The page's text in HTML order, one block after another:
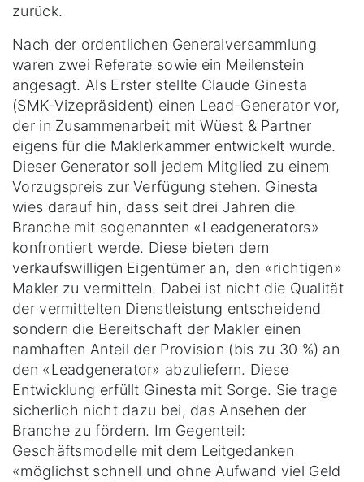
zurück.
Nach der ordentlichen Generalversammlung
waren zwei Referate sowie ein Meilenstein
angesagt. Als Erster stellte Claude Ginesta
(SMK-Vizepräsident) einen Lead-Generator vor,
der in Zusammenarbeit mit Wüest & Partner
eigens für die Maklerkammer entwickelt wurde.
Dieser Generator soll jedem Mitglied zu einem
Vorzugspreis zur Verfügung stehen. Ginesta
wies darauf hin, dass seit drei Jahren die
Branche mit sogenannten «Leadgenerators»
konfrontiert werde. Diese bieten dem
verkaufswilligen Eigentümer an, den «richtigen»
Makler zu vermitteln. Dabei ist nicht die Qualität
der vermittelten Dienstleistung entscheidend
sondern die Bereitschaft der Makler einen
namhaften Anteil der Provision (bis zu 30 %) an
den «Leadgenerator» abzuliefern. Diese
Entwicklung erfüllt Ginesta mit Sorge. Sie trage
sicherlich nicht dazu bei, das Ansehen der
Branche zu fördern. Im Gegenteil:
Geschäftsmodelle mit dem Leitgedanken
«möglichst schnell und ohne Aufwand viel Geld